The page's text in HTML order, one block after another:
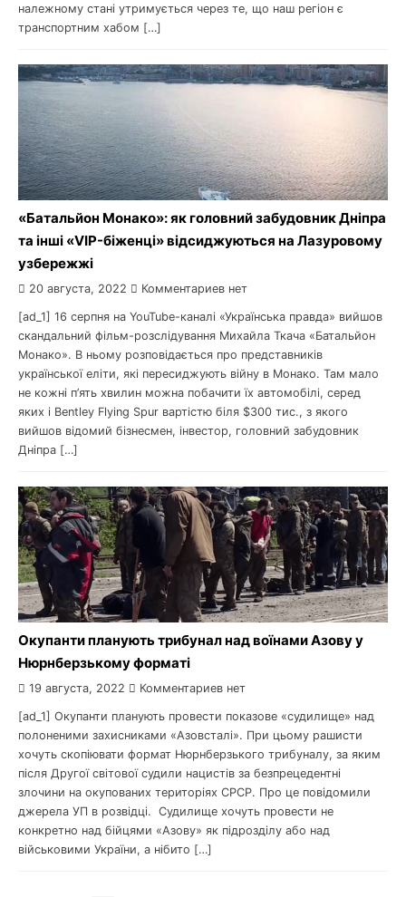
належному стані утримується через те, що наш регіон є
транспортним хабом […]
«Батальйон Монако»: як головний забудовник Дніпра
та інші «VIP-біженці» відсиджуються на Лазуровому
узбережжі
20 августа, 2022 Комментариев нет
[ad_1] 16 серпня на YouTube-каналі «Українська правда» вийшов
скандальний фільм-розслідування Михайла Ткача «Батальйон
Монако». В ньому розповідається про представників
української еліти, які пересиджують війну в Монако. Там мало
не кожні п’ять хвилин можна побачити їх автомобілі, серед
яких і Bentley Flying Spur вартістю біля $300 тис., з якого
вийшов відомий бізнесмен, інвестор, головний забудовник
Дніпра […]
Окупанти планують трибунал над воїнами Азову у
Нюрнберзькому форматі
19 августа, 2022 Комментариев нет
[ad_1] Окупанти планують провести показове «судилище» над
полоненими захисниками «Азовсталі». При цьому рашисти
хочуть скопіювати формат Нюрнберзького трибуналу, за яким
після Другої світової судили нацистів за безпрецедентні
злочини на окупованих територіях СРСР. Про це повідомили
джерела УП в розвідці. Судилище хочуть провести не
конкретно над бійцями «Азову» як підрозділу або над
військовими України, а нібито […]